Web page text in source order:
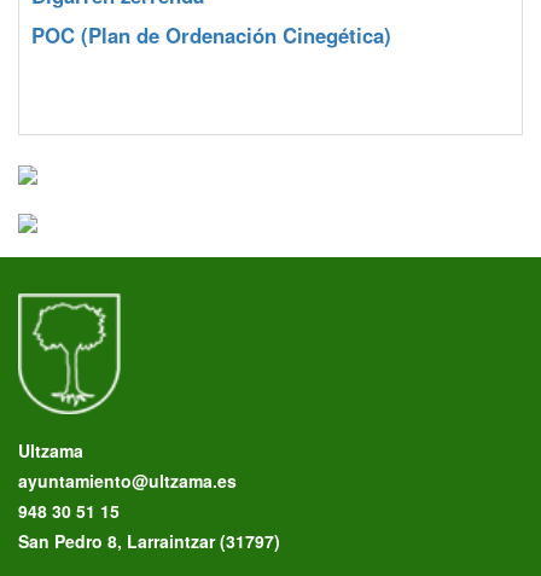
POC (Plan de Ordenación Cinegética)
Ultzama
ayuntamiento@ultzama.es
948 30 51 15
San Pedro 8, Larraintzar (31797)